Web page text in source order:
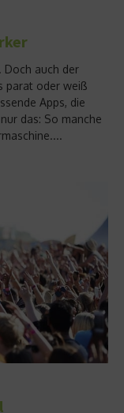
Doch auch der
parat oder weiß
Apps, die
das: So manche